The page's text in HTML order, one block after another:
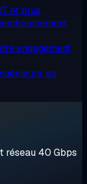
et plus
engagement
en
réseau 40 Gbps